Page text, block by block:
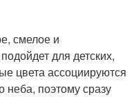
смелое и
для детских,
цвета ассоциируются
неба, поэтому сразу